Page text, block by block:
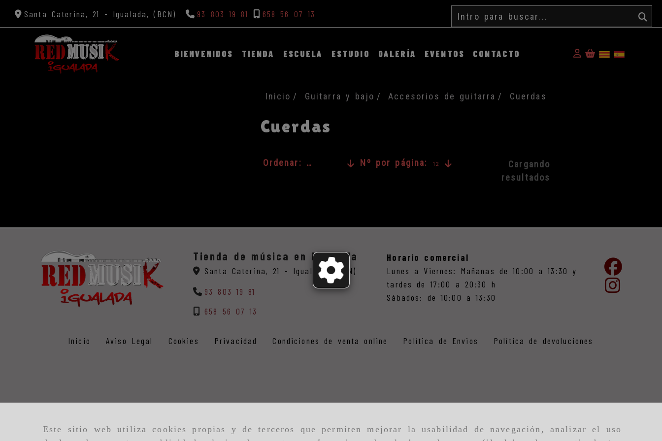
Este sitio web utiliza cookies propias y de terceros que permiten mejorar la usabilidad de navegación, analizar el uso
Santa Caterina, 21 - Igualada,(BCN) 93 803 19 81 658 56 07 13 Buscar
BIENVENIDOS TIENDA ESCUELA ESTUDIO GALERÍA EVENTOS CONTACTO Identifícate
Inicio Guitarra y bajo Accesorios de guitarra Cuerdas
Cuerdas
Ordenar:
Nombre de A a Z Nº por página: 12
Cargando
resultados
Tienda de música en Igualada
Santa Caterina, 21 - Igualada,(BCN)
93 803 19 81
658 56 07 13
Horario comercial
Lunes a Viernes: Mañanas de 10:00 a 13:30 y
tardes de 17:00 a 20:30 h
Sábados: de 10:00 a 13:30
Inicio Aviso Legal Cookies Privacidad Condiciones de venta online Política de Envios Política de devoluciones